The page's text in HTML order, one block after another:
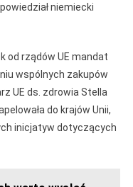
niemiecki
od rządów UE mandat
wspólnych zakupów
UE ds. zdrowia Stella
do krajów Unii,
inicjatyw dotyczących